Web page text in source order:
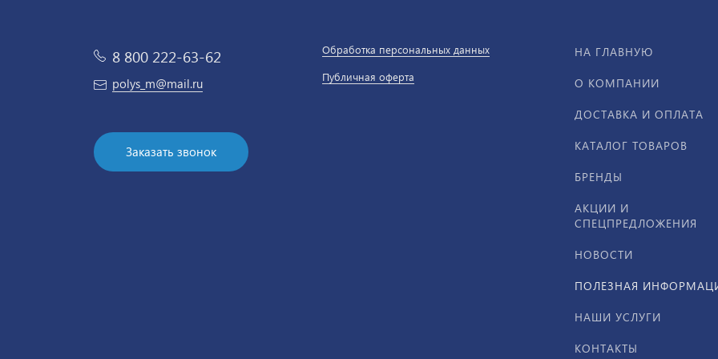
8 800 222-63-62
polys_m@mail.ru
Заказать звонок
Обработка персональных данных
Публичная оферта
НА ГЛАВНУЮ
О КОМПАНИИ
ДОСТАВКА И ОПЛАТА
КАТАЛОГ ТОВАРОВ
БРЕНДЫ
АКЦИИ И
СПЕЦПРЕДЛОЖЕНИЯ
НОВОСТИ
ПОЛЕЗНАЯ
НАШИ УСЛУГИ
КОНТАКТЫ